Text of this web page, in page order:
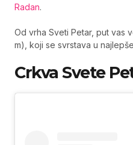
Radan.
Od vrha Sveti Petar, put vas
m), koji se svrstava u
Crkva Svete